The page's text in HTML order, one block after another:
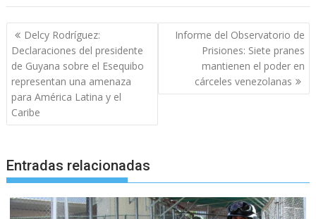
Navegación
de
entradas
Delcy Rodríguez:
Declaraciones del presidente
de Guyana sobre el Esequibo
representan una amenaza
para América Latina y el
Caribe
Informe del Observatorio de
Prisiones: Siete pranes
mantienen el poder en
cárceles venezolanas
Entradas relacionadas